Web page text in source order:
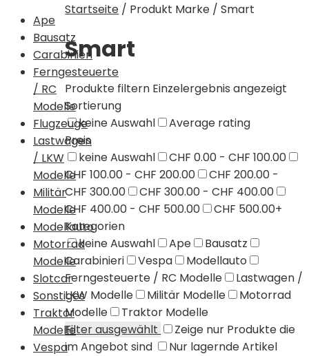
Ape
Bausatz
Carabinieri
Ferngesteuerte
/ RC
Modelle
Flugzeuge
Lastwagen
/ LKW
Modelle
Militär
Modelle
Modellauto
Motorrad
Modelle
Slotcar
Sonstiges
Traktor
Modelle
Vespa
Startseite / Produkt Marke /Smart
Smart
Produkte filtern Einzelergebnis angezeigt
Sortierung
keine Auswahl
Average rating
Preis
keine Auswahl
CHF 0.00 - CHF 100.00
CHF 100.00 - CHF 200.00
CHF 200.00 -
CHF 300.00
CHF 300.00 - CHF 400.00
CHF 400.00 - CHF 500.00
CHF 500.00+
Kategorien
keine Auswahl
Ape
Bausatz
Carabinieri
Vespa
Modellauto
Ferngesteuerte / RC Modelle
Lastwagen /
LKW Modelle
Militär Modelle
Motorrad
Modelle
Traktor Modelle
Filter ausgewählt
Zeige nur Produkte die
im Angebot sind
Nur lagernde Artikel